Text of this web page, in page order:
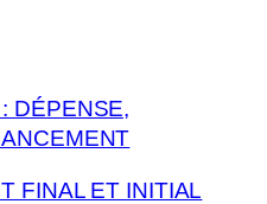
DÉPENSE,
FINAL ET INITIAL